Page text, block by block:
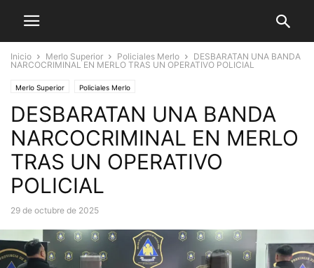
Inicio Merlo Superior Policiales Merlo
DESBARATAN UNA BANDA
NARCOCRIMINAL EN MERLO TRAS UN OPERATIVO POLICIAL
Merlo Superior Policiales Merlo
DESBARATAN UNA BANDA
NARCOCRIMINAL EN MERLO
TRAS UN OPERATIVO
POLICIAL
29 de octubre de 2025